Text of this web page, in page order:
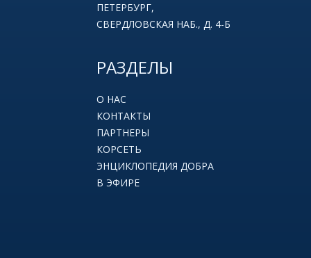
ПЕТЕРБУРГ,
СВЕРДЛОВСКАЯ НАБ., Д. 4-Б
РАЗДЕЛЫ
О НАС
КОНТАКТЫ
ПАРТНЕРЫ
КОРСЕТЬ
ЭНЦИКЛОПЕДИЯ ДОБРА
В ЭФИРЕ